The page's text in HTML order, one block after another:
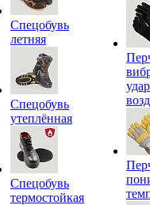
Спецобувь
летняя
Спецобувь
утеплённая
Спецобувь
термостойкая